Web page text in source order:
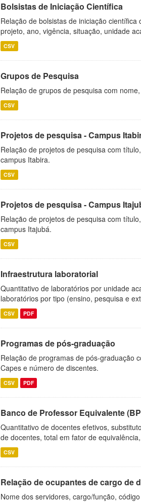
Bolsistas de Iniciação Científica
Relação de bolsistas de iniciação
projeto, ano, vigência, situação, unidade
CSV
Grupos de Pesquisa
Relação de grupos de pesquisa com
CSV
Projetos de pesquisa - Campus
Relação de projetos de pesquisa com
campus Itabira.
CSV
Projetos de pesquisa - Campus
Relação de projetos de pesquisa com
campus Itajubá.
CSV
Infraestrutura laboratorial
Quantitativo de laboratórios por unidade
laboratórios por tipo (ensino, pesquisa e
CSV PDF
Programas de pós-graduação
Relação de programas de pós-graduação
Capes e número de discentes.
CSV PDF
Banco de Professor Equivalente
Quantitativo de docentes efetivos,
de docentes, total em fator de
CSV
Relação de ocupantes de cargo de
Nome dos servidores, cargo/função,